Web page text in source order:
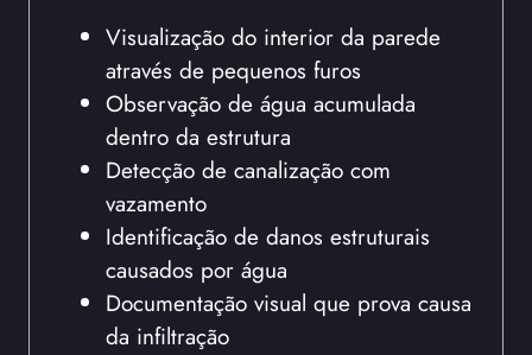
Visualização do interior da parede
através de pequenos furos
Observação de água acumulada
dentro da estrutura
Detecção de canalização com
vazamento
Identificação de danos estruturais
causados por água
Documentação visual que prova causa
da infiltração